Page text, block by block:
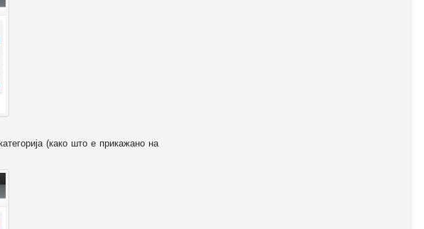
(како што е прикажано на